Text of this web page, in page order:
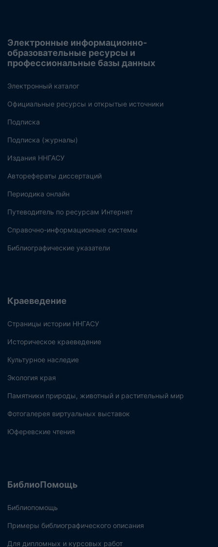
Электронные информационно-
образовательные ресурсы и
профессиональные базы данных
Электронный каталог
Официальные ресурсы и открытые источники
Подписка
Подписка (журналы)
Издания ННГАСУ
Авторефераты диссертаций
Периодика онлайн
Путеводитель по ресурсам Интернет
Справочно-информационные системы
Библиографические указатели
Краеведение
Страницы истории ННГАСУ
Историческое краеведение
Культурное наследие
Экология края
Памятники природы, животный и растительный мир
Фотогалерея виртуальных выставок
Юферевские чтения
БиблиоПомощь
Библиопомощь
Примеры библиографического описания
Для дипломных и курсовых работ